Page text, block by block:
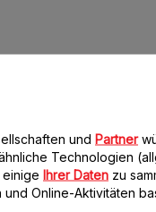
und Partner
Technologien
Ihrer Daten zu
und Online-Aktivitäten